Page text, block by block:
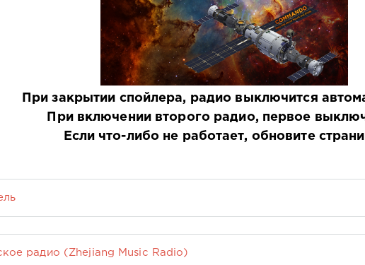
При закрытии спойлера, радио выключится
При включении второго радио, первое
Если что-либо не работает, обновите
радио (Zhejiang Music Radio)